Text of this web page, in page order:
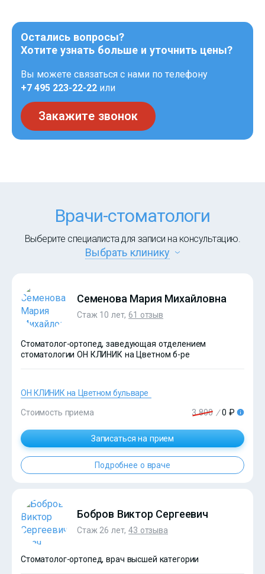
Остались вопросы?
Хотите узнать больше и уточнить цены?
Вы можете связаться с нами по телефону
+7 495 223-22-22 или
Закажите звонок
Врачи-стоматологи
Выберите специалиста для записи на консультацию.
Выбрать клинику
Семенова Мария Михайловна
Стаж 10 лет,61 отзыв
Стоматолог-ортопед, заведующая отделением
стоматологии ОН КЛИНИК на Цветном б-ре
ОН КЛИНИК на Цветном бульваре
Стоимость приема 3 800 / 0 ₽
Записаться на прием
Подробнее о враче
Бобров Виктор Сергеевич
Стаж 26 лет,43 отзыва
Стоматолог-ортопед, врач высшей категории